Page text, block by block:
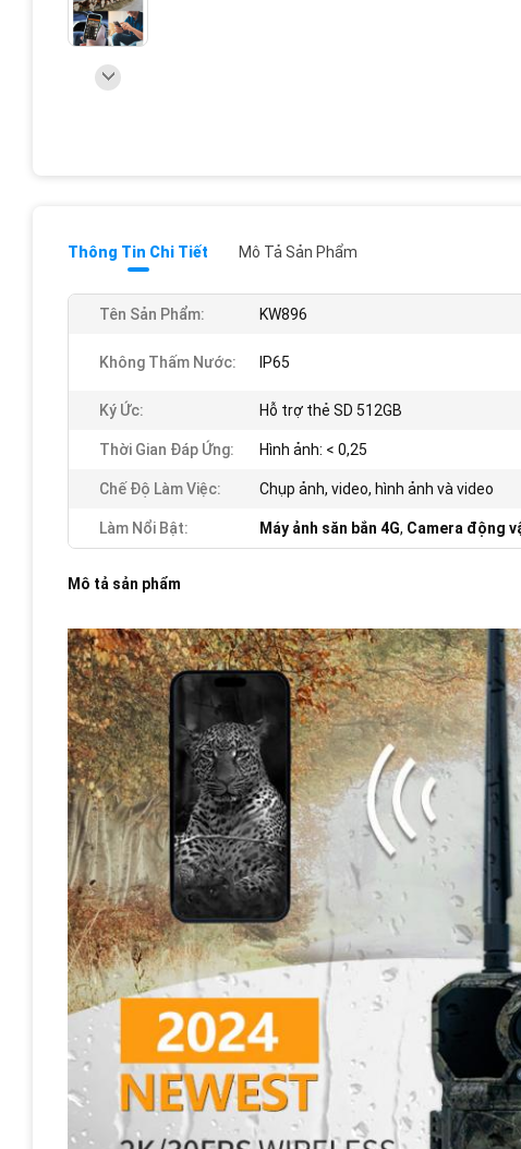
Thông Tin Chi Tiết Mô Tả Sản Phẩm
Tên Sản Phẩm: KW896
Không Thấm Nước: IP65
Ký Ức: Hỗ trợ thẻ SD 512GB
Thời Gian Đáp Ứng: Hình ảnh: < 0,25
Chế Độ Làm Việc: Chụp ảnh, video, hình ảnh và video
Làm Nổi Bật: Máy ảnh săn bắn 4G, Camera động
Mô tả sản phẩm